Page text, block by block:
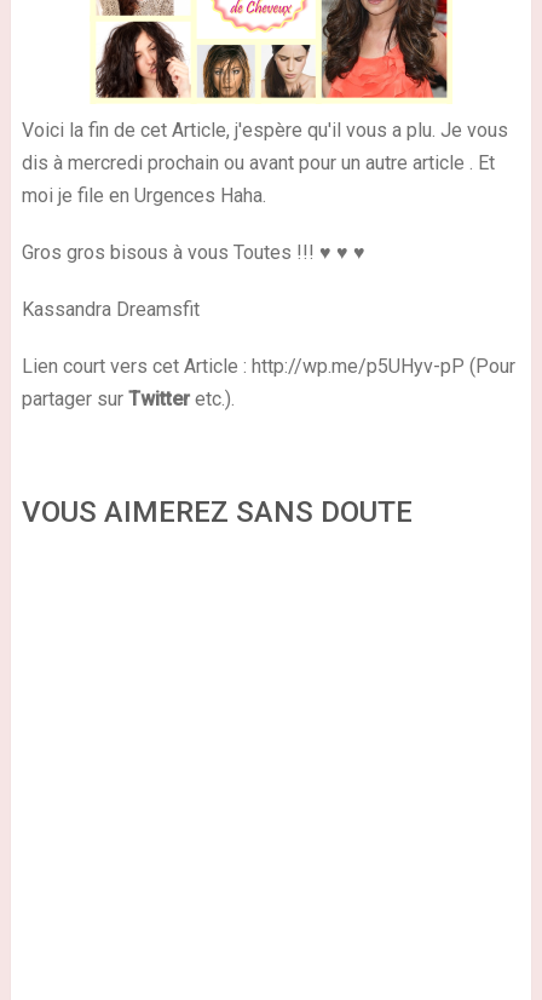
Voici la fin de cet Article, j'espère qu'il vous a plu. Je vous
dis à mercredi prochain ou avant pour un autre article . Et
moi je file en Urgences Haha.
Gros gros bisous à vous Toutes !!! ♥ ♥ ♥
Kassandra Dreamsfit
Lien court vers cet Article : http://wp.me/p5UHyv-pP (Pour
partager sur Twitteretc.).
VOUS AIMEREZ SANS DOUTE